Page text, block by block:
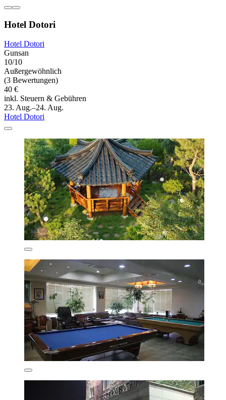
Hotel Dotori
Hotel Dotori
Gunsan
10/10
Außergewöhnlich
(3 Bewertungen)
40 €
inkl. Steuern & Gebühren
23. Aug.–24. Aug.
Hotel Dotori